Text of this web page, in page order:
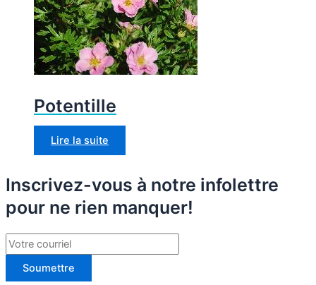
Potentille
Lire la suite
Inscrivez-vous à notre infolettre
pour ne rien manquer!
Soumettre